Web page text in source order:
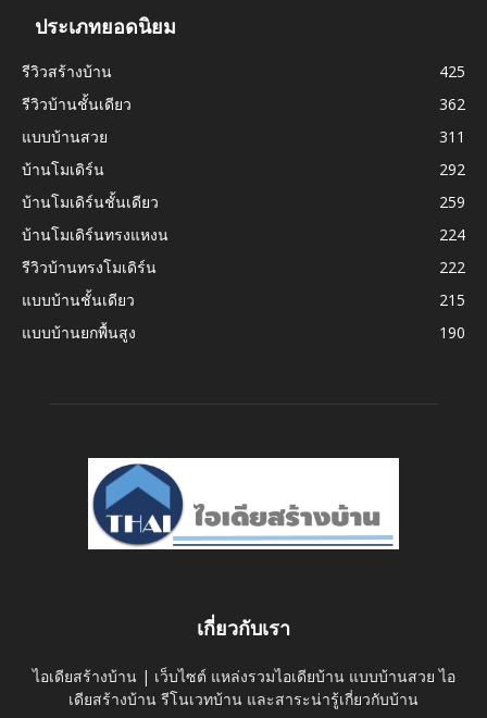
ประเภทยอดนิยม
รีวิวสร้างบ้าน
425
รีวิวบ้านชั้นเดียว
362
แบบบ้านสวย
311
บ้านโมเดิร์น
292
บ้านโมเดิร์นชั้นเดียว
259
บ้านโมเดิร์นทรงแหงน
224
รีวิวบ้านทรงโมเดิร์น
222
แบบบ้านชั้นเดียว
215
แบบบ้านยกพื้นสูง
190
เกี่ยวกับเรา
ไอเดียสร้างบ้าน | เว็บไซต์ แหล่งรวมไอเดียบ้าน แบบบ้านสวย ไอ
เดียสร้างบ้าน รีโนเวทบ้าน และสาระน่ารู้เกี่ยวกับบ้าน